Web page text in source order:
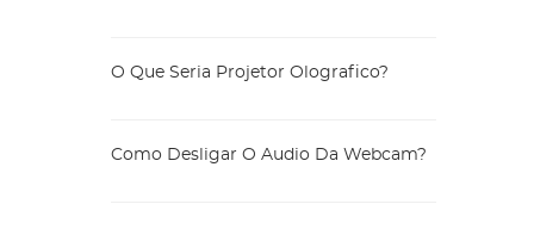
O Que Seria Projetor Olografico?
Como Desligar O Audio Da Webcam?